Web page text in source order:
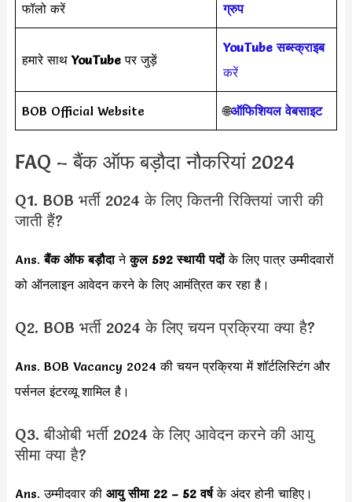
फॉलो करें
ग्रुप
हमारे साथYouTubeपर जुड़ें
YouTube सब्स्क्राइब
करें
BOB Official Website 🌐ऑफिशियल वेबसाइट
FAQ – बैंक ऑफ बड़ौदा नौकरियां 2024
Q1. BOB भर्ती 2024 के लिए कितनी रिक्तियां जारी की
जाती हैं?
Ans.बैंक ऑफ बड़ौदानेकुल 592 स्थायी पदोंके लिए पात्र उम्मीदवारों
को ऑनलाइन आवेदन करने के लिए आमंत्रित कर रहा है।
Q2. BOB भर्ती 2024 के लिए चयन प्रक्रिया क्या है?
Ans. BOB Vacancy 2024 की चयन प्रक्रिया में शॉर्टलिस्टिंग और
पर्सनल इंटरव्यू शामिल है।
Q3. बीओबी भर्ती 2024 के लिए आवेदन करने की आयु
सीमा क्या है?
Ans. उम्मीदवार की आयु सीमा 22 – 52 वर्षके अंदर होनी चाहिए।